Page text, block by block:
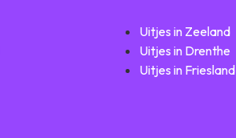
Uitjes in Zeeland
Uitjes in Drenthe
Uitjes in Friesland